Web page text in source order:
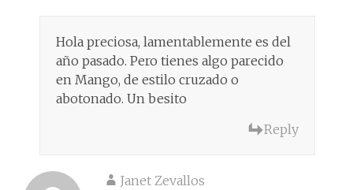
Hola preciosa, lamentablemente es del
año pasado. Pero tienes algo parecido
en Mango, de estilo cruzado o
abotonado. Un besito
Reply
Janet Zevallos